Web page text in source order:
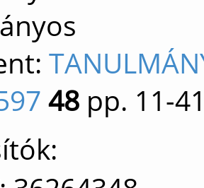
48 pp. 11-